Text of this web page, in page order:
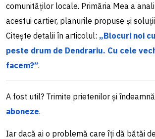
comunităților locale. Primăria Mea a
acestui cartier, planurile propuse și
Citește detalii în articolul: „Blocuri noi
peste drum de Dendrariu. Cu cele
facem?”.
A fost util? Trimite prietenilor și
aboneze.
Iar dacă ai o problemă care îți dă bătăi